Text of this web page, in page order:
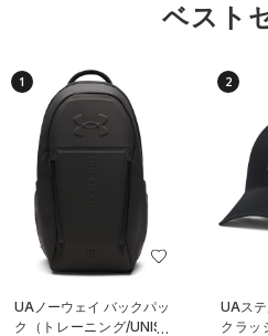
ベスト
1
UAノーウェイ バックパッ
ク（トレーニング/UNISE
2
UAス
クラッ